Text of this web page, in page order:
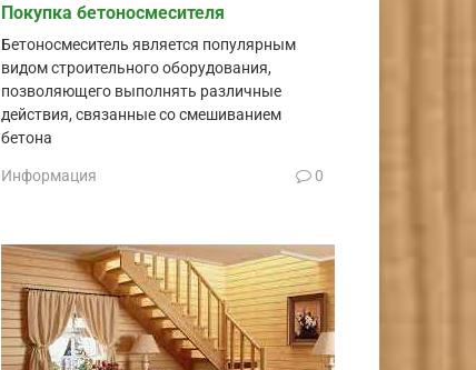
Покупка бетоносмесителя
Бетоносмеситель является популярным
видом строительного оборудования,
позволяющего выполнять различные
действия, связанные со смешиванием
бетона
Информация 0